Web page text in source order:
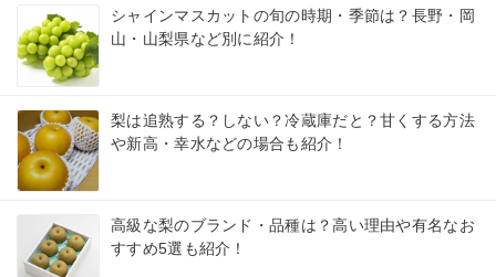
シャインマスカットの旬の時期・季節は？長野・岡
山・山梨県など別に紹介！
梨は追熟する？しない？冷蔵庫だと？甘くする方法
や新高・幸水などの場合も紹介！
高級な梨のブランド・品種は？高い理由や有名なお
すすめ5選も紹介！